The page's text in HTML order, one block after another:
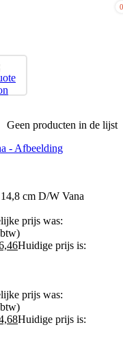
0
Geen producten in de lijst
cm D/W Vana
prijs was:
Huidige prijs is:
prijs was:
Huidige prijs is: